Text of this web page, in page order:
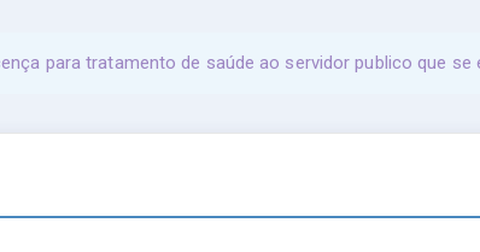
para tratamento de saúde ao servidor publico que se